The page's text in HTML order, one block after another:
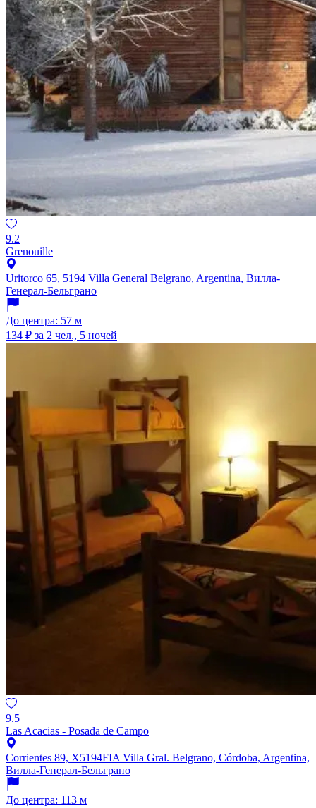
9.2
Grenouille
Uritorco 65, 5194 Villa General Belgrano, Argentina, Вилла-
Генерал-Бельграно
До центра: 57 м
134 ₽ за 2 чел., 5 ночей
9.5
Las Acacias - Posada de Campo
Corrientes 89, X5194FIA Villa Gral. Belgrano, Córdoba, Argentina,
Вилла-Генерал-Бельграно
До центра: 113 м